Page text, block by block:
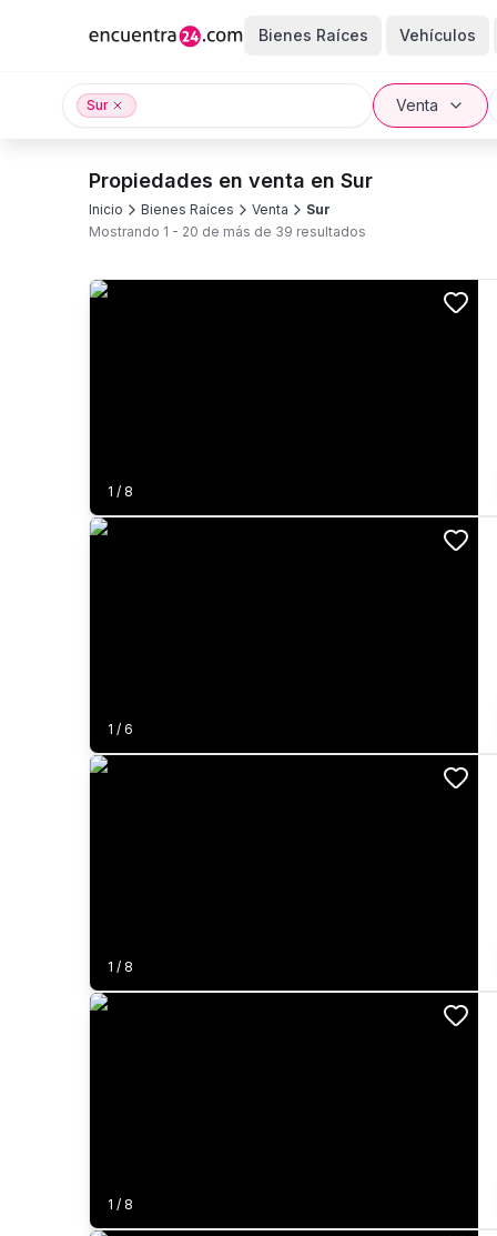
Bienes Raíces Vehículos
Sur Venta
Propiedades en venta en Sur
Inicio Bienes Raíces Venta
Sur
Mostrando 1 - 20 de más de 39 resultados
1 / 8
1 / 6
1 / 8
1 / 8